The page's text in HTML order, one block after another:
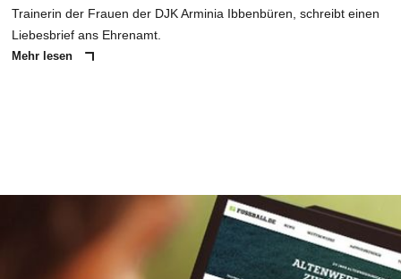
Trainerin der Frauen der DJK Arminia Ibbenbüren, schreibt einen
Liebesbrief ans Ehrenamt.
Mehr lesen